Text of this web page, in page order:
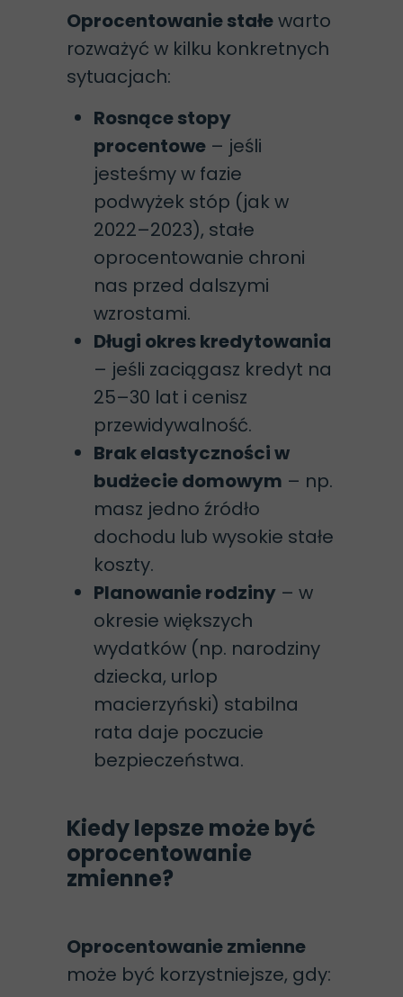
Oprocentowanie stałewarto
rozważyć w kilku konkretnych
sytuacjach:
Rosnące stopy
procentowe – jeśli
jesteśmy w fazie
podwyżek stóp (jak w
2022–2023), stałe
oprocentowanie chroni
nas przed dalszymi
wzrostami.
Długi okres kredytowania
– jeśli zaciągasz kredyt na
25–30 lat i cenisz
przewidywalność.
Brak elastyczności w
budżecie domowym – np.
masz jedno źródło
dochodu lub wysokie stałe
koszty.
Planowanie rodziny – w
okresie większych
wydatków (np. narodziny
dziecka, urlop
macierzyński) stabilna
rata daje poczucie
bezpieczeństwa.
Kiedy lepsze może być
oprocentowanie
zmienne?
Oprocentowanie zmienne
może być korzystniejsze, gdy: